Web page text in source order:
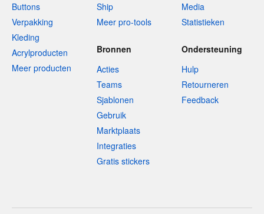
Buttons
Verpakking
Kleding
Acrylproducten
Meer producten
Ship
Meer pro-tools
Media
Statistieken
Bronnen
Acties
Teams
Sjablonen
Gebruik
Marktplaats
Integraties
Gratis stickers
Ondersteuning
Hulp
Retourneren
Feedback